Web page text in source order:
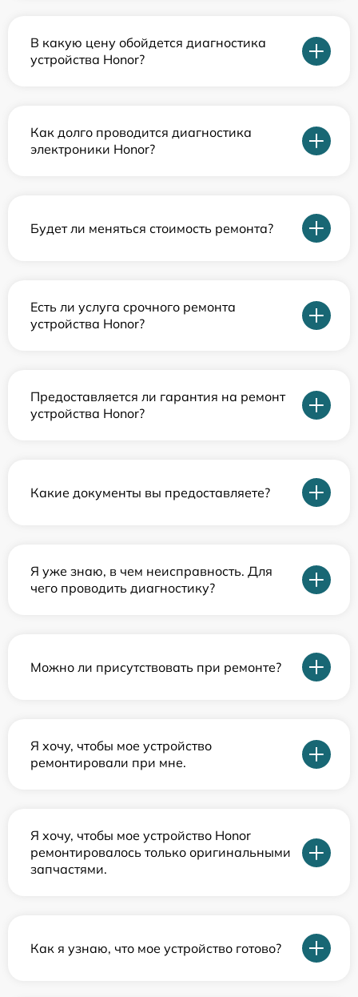
В какую цену обойдется диагностика
устройства Honor?
Как долго проводится диагностика
электроники Honor?
Будет ли меняться стоимость ремонта?
Есть ли услуга срочного ремонта
устройства Honor?
Предоставляется ли гарантия на ремонт
устройства Honor?
Какие документы вы предоставляете?
Я уже знаю, в чем неисправность. Для
чего проводить диагностику?
Можно ли присутствовать при ремонте?
Я хочу, чтобы мое устройство
ремонтировали при мне.
Я хочу, чтобы мое устройство Honor
ремонтировалось только оригинальными
запчастями.
Как я узнаю, что мое устройство готово?